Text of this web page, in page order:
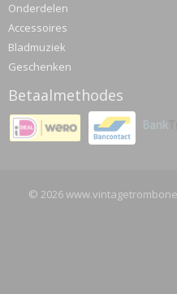
Onderdelen
Accessoires
Bladmuziek
Geschenken
Betaalmethodes
© 2026